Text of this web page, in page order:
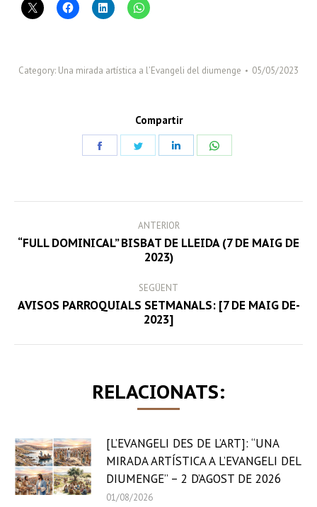
Category: Una mirada artística a l’Evangeli del diumenge 05/05/2023
Compartir
NAVIGATION
ANTERIOR
Previous
post:
“FULL DOMINICAL” BISBAT DE LLEIDA (7 DE MAIG DE
2023)
SEGÜENT
Next
post:
AVISOS PARROQUIALS SETMANALS: [7 DE MAIG DE-
2023]
RELACIONATS:
[L’EVANGELI DES DE L’ART]: “UNA
MIRADA ARTÍSTICA A L’EVANGELI DEL
DIUMENGE” – 2 D’AGOST DE 2026
01/08/2026